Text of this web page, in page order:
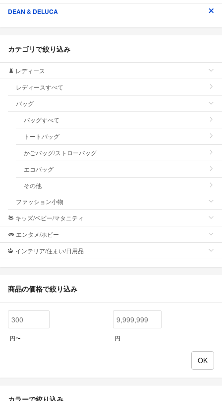
DEAN & DELUCA
カテゴリで絞り込み
レディース
レディースすべて
バッグ
バッグすべて
トートバッグ
かごバッグ/ストローバッグ
エコバッグ
その他
ファッション小物
キッズ/ベビー/マタニティ
エンタメ/ホビー
インテリア/住まい/日用品
商品の価格で絞り込み
円〜 円
カラーで絞り込み